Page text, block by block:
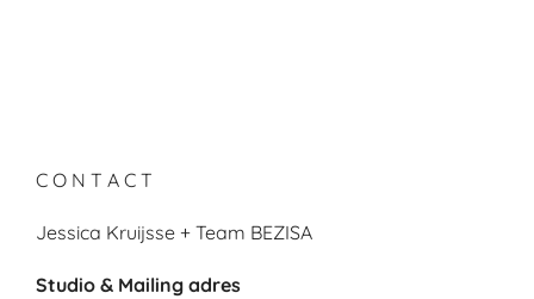
C O N T A C T
Jessica Kruijsse + Team BEZISA
Studio & Mailing adres